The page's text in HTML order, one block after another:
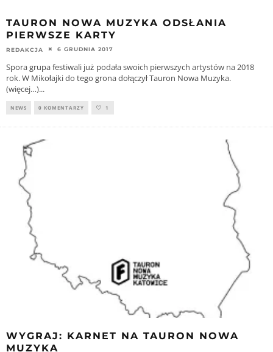
TAURON NOWA MUZYKA ODSŁANIA
PIERWSZE KARTY
REDAKCJA 6 GRUDNIA 2017
Spora grupa festiwali już podała swoich pierwszych artystów na 2018
rok. W Mikołajki do tego grona dołączył Tauron Nowa Muzyka.
(więcej…)...
NEWS 0 KOMENTARZY 1
WYGRAJ: KARNET NA TAURON NOWA
MUZYKA